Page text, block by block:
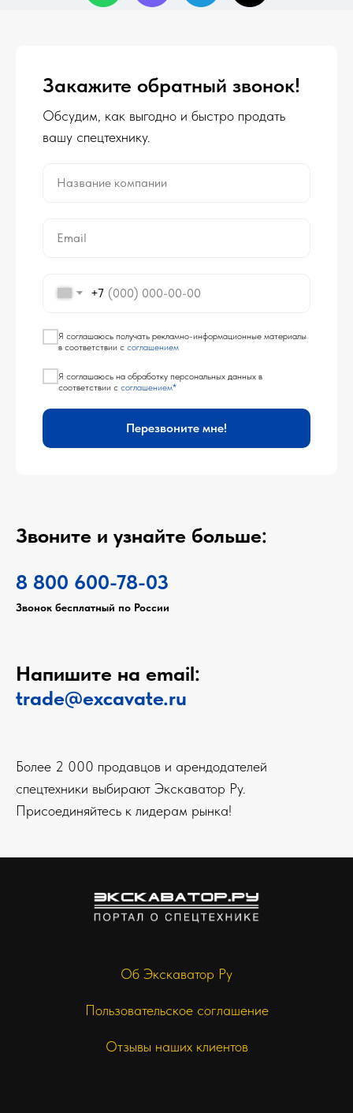
Закажите обратный звонок!
Обсудим, как выгодно и быстро продать
вашу спецтехнику.
Название компании
Email
+7
Я соглашаюсь получать рекламно-информационные материалы
в соответствии с соглашением
Я соглашаюсь на обработку персональных данных в
соответствии с соглашением*
Перезвоните мне!
Звоните и узнайте больше:
8 800 600-78-03
Звонок бесплатный по России
Напишите на email:
trade@excavate.ru
Более 2 000 продавцов и арендодателей
спецтехники выбирают Экскаватор Ру.
Присоединяйтесь к лидерам рынка!
Об Экскаватор Ру
Пользовательское соглашение
Отзывы наших клиентов